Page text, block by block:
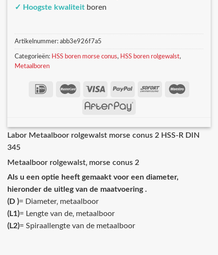
✓ Hoogste kwaliteit boren
Artikelnummer: abb3e926f7a5
Categorieën: HSS boren morse conus, HSS boren rolgewalst,
Metaalboren
Labor Metaalboor rolgewalst morse conus 2 HSS-R DIN
345
Metaalboor rolgewalst‚ morse conus 2
Als u een optie heeft gemaakt voor een diameter,
hieronder de uitleg van de maatvoering .
(D )= Diameter‚ metaalboor
(L1)= Lengte van de‚ metaalboor
(L2)= Spiraallengte van de metaalboor